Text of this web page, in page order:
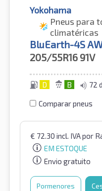
Yokohama
Pneus para
climatéricas
BluEarth-4S
205/55R16 91V
D B 72
Comparar pneus
€ 72.30 incl. IVApor
EM ESTOQUE
Envio gratuito
Pormenores